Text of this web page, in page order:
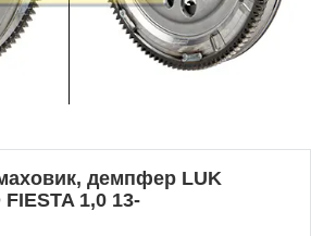
демпфер LUK
1,0 13-